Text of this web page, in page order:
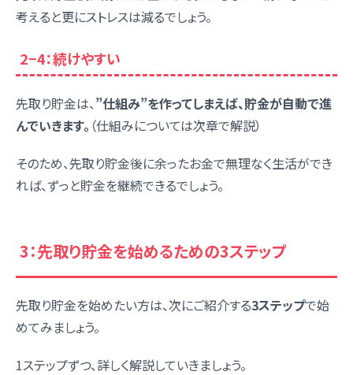
考えると更にストレスは減るでしょう。
2−4：続けやすい
先取り貯金は、”仕組み”を作ってしまえば、貯金が自動で進
んでいきます。 （仕組みについては次章で解説）
そのため、先取り貯金後に余ったお金で無理なく生活ができ
れば、ずっと貯金を継続できるでしょう。
3：先取り貯金を始めるための3ステップ
先取り貯金を始めたい方は、次にご紹介する3ステップで始
めてみましょう。
1ステップずつ、詳しく解説していきましょう。